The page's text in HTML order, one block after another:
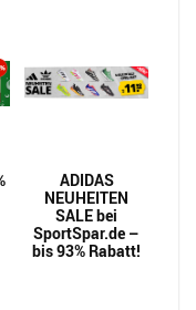
ADIDAS
NEUHEITEN
SALE bei
SportSpar.de –
bis 93% Rabatt!